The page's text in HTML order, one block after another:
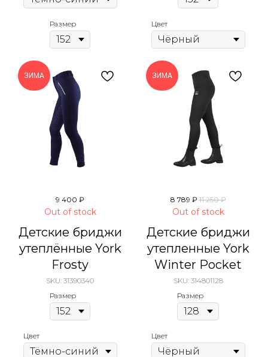
Размер Цвет
ЗИМА
9 400 ₽
Out of stock
Детские бриджи
утеплённые York
Frosty
SKU: 31390340
Размер
Цвет
ЗИМА
8 789 ₽ 11 250 ₽
Out of stock
Детские бриджи
утепленные York
Winter Pocket
SKU: 314801128
Размер
Цвет